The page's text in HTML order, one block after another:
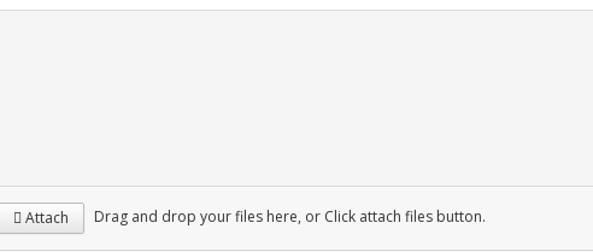
Attach Drag and drop your files here, or Click attach files button.